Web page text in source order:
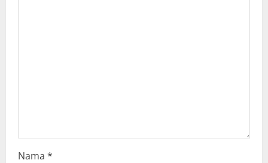
Nama *